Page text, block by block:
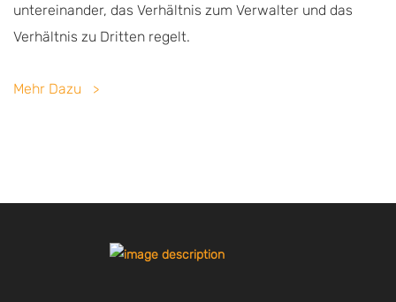
untereinander, das Verhältnis zum Verwalter und das
Verhältnis zu Dritten regelt.
Mehr Dazu